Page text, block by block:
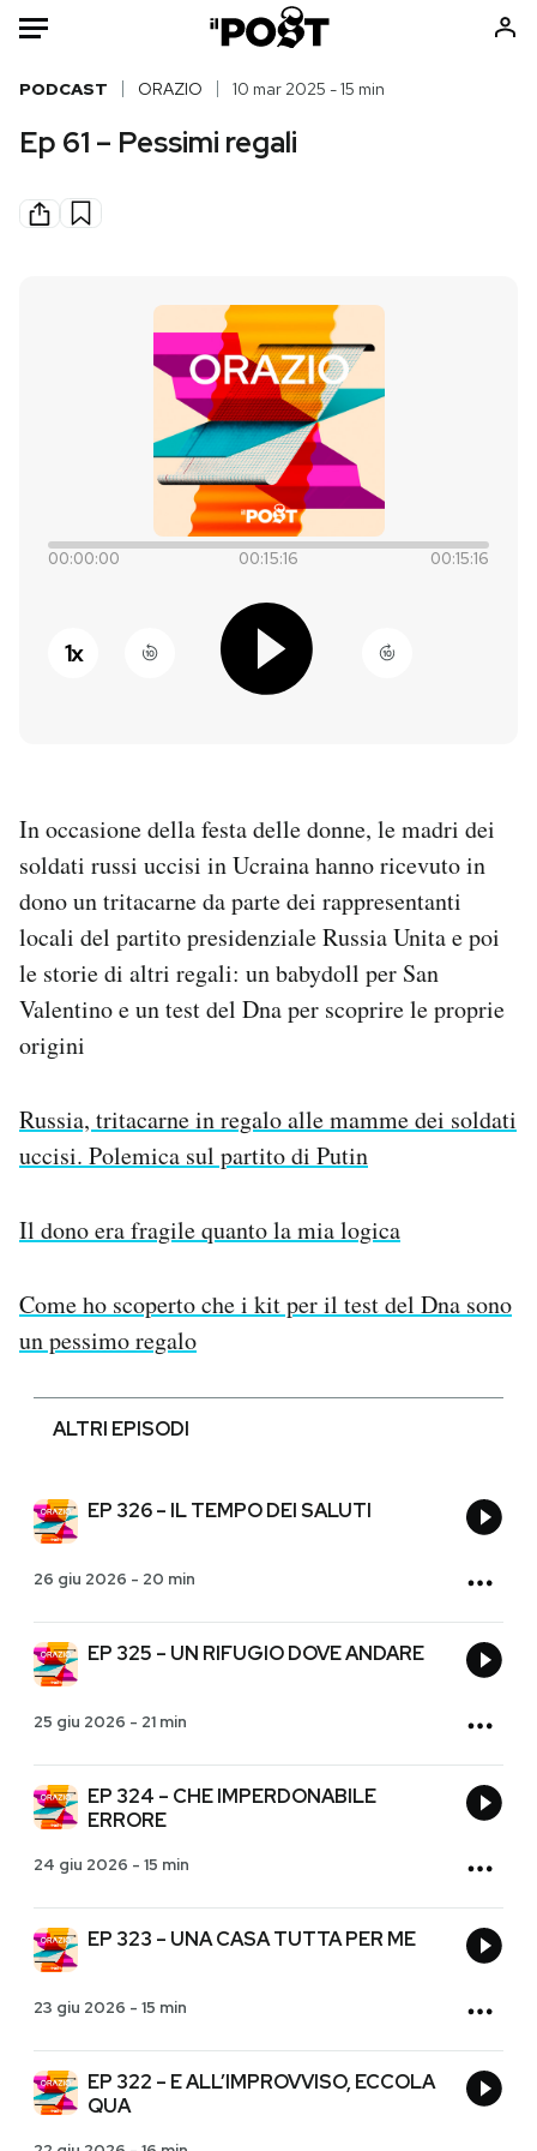
Auto
HOME
Italia
Mondo
Tecnologia
Storie/Idee
Ok Boomer!
Media
Europa
Altrecose
Mondiali calcio 2026
NEWSLETTER
SHOP
CALENDARIO
AREA PERSONALE
PODCAST ORAZIO 10 mar 2025 - 15 min
Ep 61 – Pessimi regali
00:00:00 00:15:16 00:15:16
1x
In occasione della festa delle donne, le madri dei
soldati russi uccisi in Ucraina hanno ricevuto in
dono un tritacarne da parte dei rappresentanti
locali del partito presidenziale Russia Unita e poi
le storie di altri regali: un babydoll per San
Valentino e un test del Dna per scoprire le proprie
origini
Russia, tritacarne in regalo alle mamme dei soldati
uccisi. Polemica sul partito di Putin
Il dono era fragile quanto la mia logica
Come ho scoperto che i kit per il test del Dna sono
un pessimo regalo
ALTRI EPISODI
EP 326 – IL TEMPO DEI SALUTI
26 giu 2026 - 20 min
EP 325 – UN RIFUGIO DOVE ANDARE
25 giu 2026 - 21 min
EP 324 – CHE IMPERDONABILE
ERRORE
24 giu 2026 - 15 min
EP 323 – UNA CASA TUTTA PER ME
23 giu 2026 - 15 min
EP 322 – E ALL’IMPROVVISO, ECCOLA
QUA